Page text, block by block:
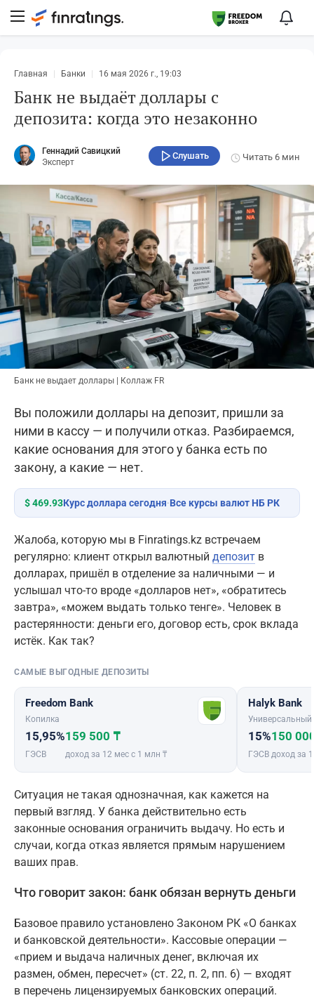
Главная Банки 16 мая 2026 г., 19:03
Банк не выдаёт доллары с
депозита: когда это незаконно
Геннадий Савицкий
Эксперт
Слушать Читать 6 мин
Банк не выдает доллары | Коллаж FR
Вы положили доллары на депозит, пришли за
ними в кассу — и получили отказ. Разбираемся,
какие основания для этого у банка есть по
закону, а какие — нет.
$ 469.93Курс доллара сегодня·Все курсы валют НБ РК
Жалоба, которую мы в Finratings.kz встречаем
регулярно: клиент открыл валютный депозит в
долларах, пришёл в отделение за наличными — и
услышал что-то вроде «долларов нет», «обратитесь
завтра», «можем выдать только тенге». Человек в
растерянности: деньги его, договор есть, срок вклада
истёк. Как так?
САМЫЕ ВЫГОДНЫЕ ДЕПОЗИТЫ
Freedom Bank
Копилка
15,95%
ГЭСВ
159 500 ₸
доход за 12 мес с 1 млн ₸
Halyk Bank
Универсальный
15%
ГЭСВ
150
доход за
Ситуация не такая однозначная, как кажется на
первый взгляд. У банка действительно есть
законные основания ограничить выдачу. Но есть и
случаи, когда отказ является прямым нарушением
ваших прав.
Что говорит закон: банк обязан вернуть деньги
Базовое правило установлено Законом РК «О банках
и банковской деятельности». Кассовые операции —
«прием и выдача наличных денег, включая их
размен, обмен, пересчет» (ст. 22, п. 2, пп. 6) — входят
в перечень лицензируемых банковских операций.